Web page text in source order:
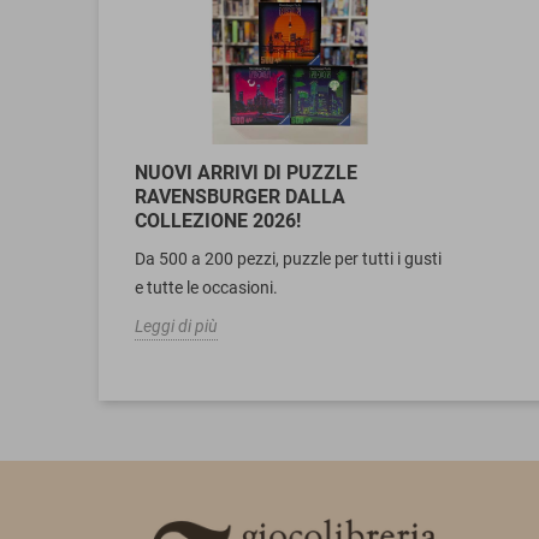
NUOVI ARRIVI DI PUZZLE
RAVENSBURGER DALLA
COLLEZIONE 2026!
Da 500 a 200 pezzi, puzzle per tutti i gusti
e tutte le occasioni.
Leggi di più